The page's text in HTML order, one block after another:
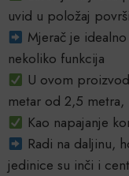
uvid u položaj
Mjerač je
nekoliko funkcija
U ovom
metar od 2,5
Kao napajanje
Radi na daljinu,
jedinice su inči i